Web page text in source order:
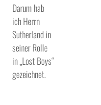
Darum hab
ich Herrn
Sutherland in
seiner Rolle
in „Lost Boys“
gezeichnet.